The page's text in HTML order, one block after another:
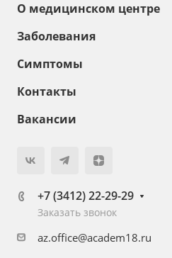
О медицинском центре
Заболевания
Симптомы
Контакты
Вакансии
+7 (3412) 22-29-29
Заказать звонок
az.office@academ18.ru